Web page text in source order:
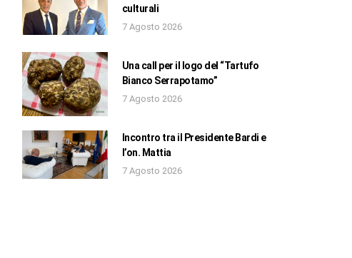
culturali
7 Agosto 2026
Una call per il logo del “Tartufo
Bianco Serrapotamo”
7 Agosto 2026
Incontro tra il Presidente Bardi e
l’on. Mattia
7 Agosto 2026